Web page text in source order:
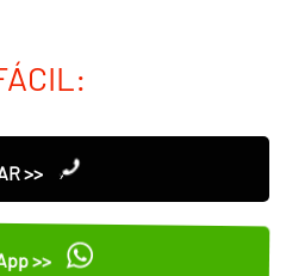
>>
>>